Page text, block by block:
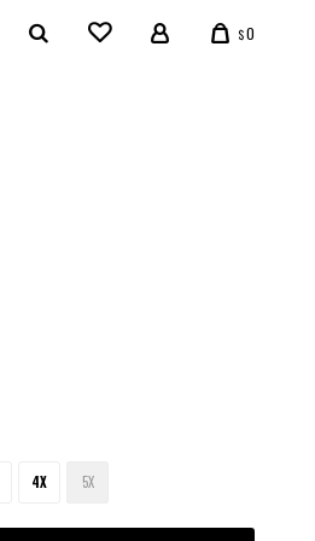
$0
4X 5X